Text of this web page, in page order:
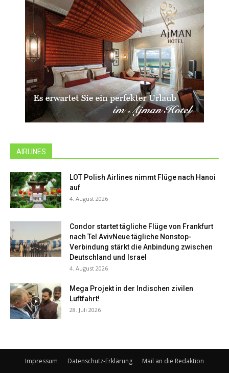
AIRLINES
LOT Polish Airlines nimmt Flüge nach Hanoi
auf
4. August 2026
Condor startet tägliche Flüge von Frankfurt
nach Tel AvivNeue tägliche Nonstop-
Verbindung stärkt die Anbindung zwischen
Deutschland und Israel
4. August 2026
Mega Projekt in der Indischen zivilen
Luftfahrt!
28. Juli 2026
Impressum Datenschutz-Erklärung Mail an die Redaktion